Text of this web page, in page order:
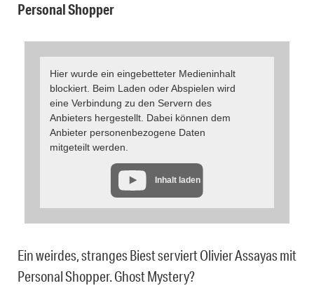
Personal Shopper
Hier wurde ein eingebetteter Medieninhalt
blockiert. Beim Laden oder Abspielen wird
eine Verbindung zu den Servern des
Anbieters hergestellt. Dabei können dem
Anbieter personenbezogene Daten
mitgeteilt werden.
Inhalt laden
Ein weirdes, stranges Biest serviert Olivier Assayas mit
Personal Shopper. Ghost Mystery?